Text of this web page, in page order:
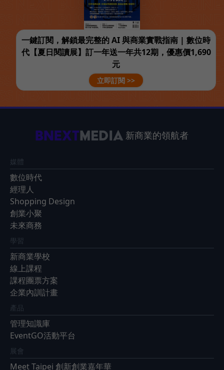
一鍵訂閱，解鎖最完整的 AI 與商業實戰指南 | 數位時
代【夏日閱讀展】訂一年送一年共12期，優惠價1,690
元
立即訂閱 >>
新商業的領航者
媒體
數位時代
經理人
Shopping Design
創業小聚
未來商務
學習
新商業學校
線上課程
課程團票方案
企業內訓計畫
產品
管理知識庫
EventGO活動平台
展會
Meet Taipei 創新創業嘉年華